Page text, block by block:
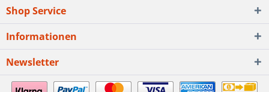
Shop Service
Informationen
Newsletter